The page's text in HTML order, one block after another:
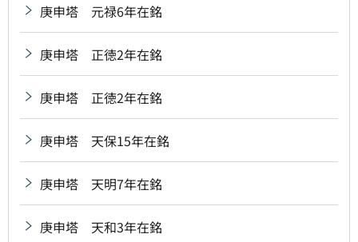
庚申塔 元禄6年在銘
庚申塔 正徳2年在銘
庚申塔 正徳2年在銘
庚申塔 天保15年在銘
庚申塔 天明7年在銘
庚申塔 天和3年在銘